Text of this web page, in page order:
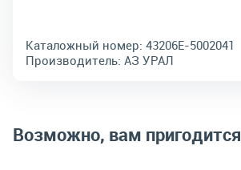
Каталожный номер: 43206Е-5002041
Производитель: АЗ УРАЛ
Возможно, вам пригодится